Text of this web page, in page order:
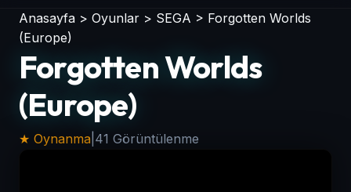
Anasayfa > Oyunlar > SEGA > Forgotten Worlds
(Europe)
Forgotten Worlds
(Europe)
★ Oynanma 41 Görüntülenme